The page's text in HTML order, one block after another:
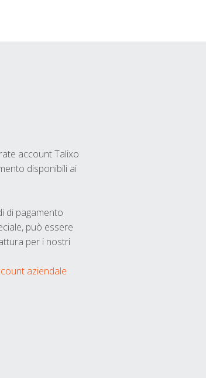
account Talixo
disponibili ai
di pagamento
può essere
per i nostri
aziendale